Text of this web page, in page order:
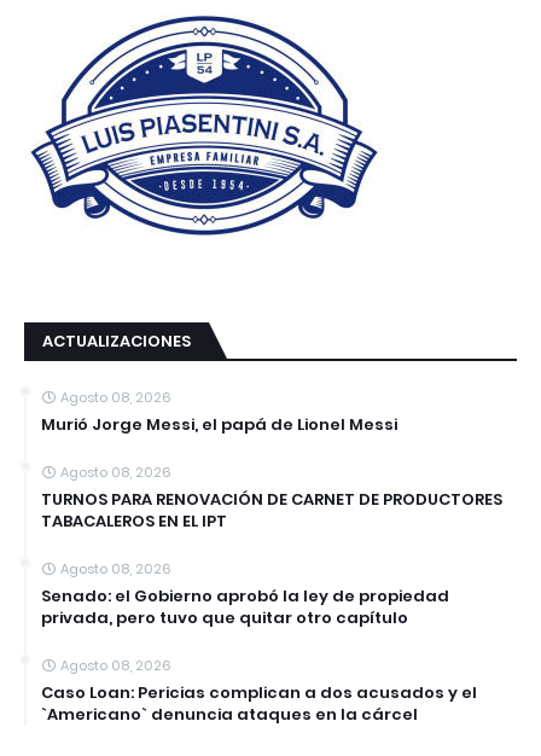
ACTUALIZACIONES
Agosto 08, 2026
Murió Jorge Messi, el papá de Lionel Messi
Agosto 08, 2026
TURNOS PARA RENOVACIÓN DE CARNET DE PRODUCTORES
TABACALEROS EN EL IPT
Agosto 08, 2026
Senado: el Gobierno aprobó la ley de propiedad
privada, pero tuvo que quitar otro capítulo
Agosto 08, 2026
Caso Loan: Pericias complican a dos acusados y el
`Americano` denuncia ataques en la cárcel